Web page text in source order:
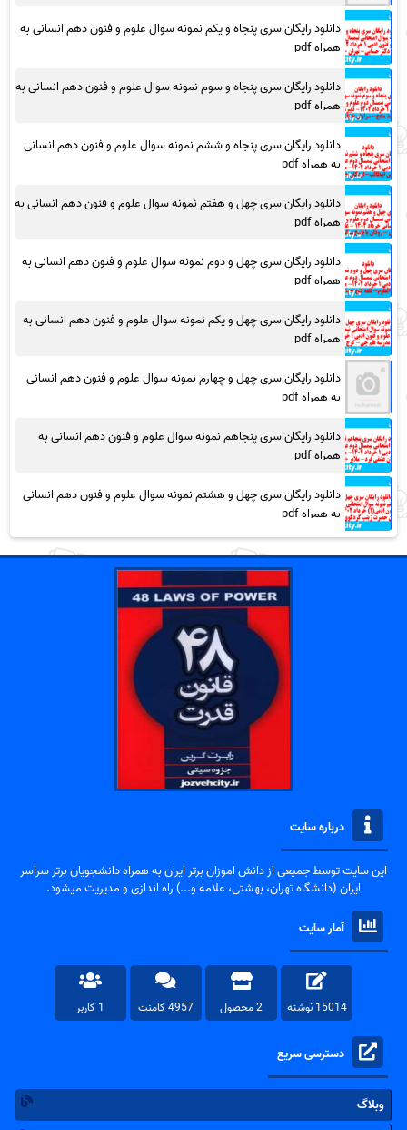
دانلود رایگان سری پنجاه و یکم نمونه سوال علوم و فنون دهم انسانی به
همراه pdf
دانلود رایگان سری پنجاه و سوم نمونه سوال علوم و فنون دهم انسانی به
همراه pdf
دانلود رایگان سری پنجاه و ششم نمونه سوال علوم و فنون دهم انسانی
به همراه pdf
دانلود رایگان سری چهل و هفتم نمونه سوال علوم و فنون دهم انسانی به
همراه pdf
دانلود رایگان سری چهل و دوم نمونه سوال علوم و فنون دهم انسانی به
همراه pdf
دانلود رایگان سری چهل و یکم نمونه سوال علوم و فنون دهم انسانی به
همراه pdf
دانلود رایگان سری چهل و چهارم نمونه سوال علوم و فنون دهم انسانی
به همراه pdf
دانلود رایگان سری پنجاهم نمونه سوال علوم و فنون دهم انسانی به
همراه pdf
دانلود رایگان سری چهل و هشتم نمونه سوال علوم و فنون دهم انسانی
به همراه pdf
درباره سایت
این سایت توسط جمیعی از دانش اموزان برتر ایران به همراه دانشجویان برتر سراسر
ایران (دانشگاه تهران، بهشتی، علامه و...) راه اندازی و مدیریت میشود.
آمار سایت
15014 نوشته 2 محصول 4957 کامنت 1 کاربر
دسترسی سریع
وبلاگ